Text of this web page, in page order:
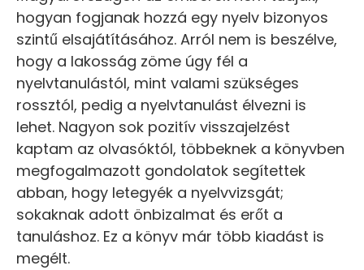
hogyan fogjanak hozzá egy nyelv bizonyos
szintű elsajátításához. Arról nem is beszélve,
hogy a lakosság zöme úgy fél a
nyelvtanulástól, mint valami szükséges
rossztól, pedig a nyelvtanulást élvezni is
lehet. Nagyon sok pozitív visszajelzést
kaptam az olvasóktól, többeknek a könyvben
megfogalmazott gondolatok segítettek
abban, hogy letegyék a nyelvvizsgát;
sokaknak adott önbizalmat és erőt a
tanuláshoz. Ez a könyv már több kiadást is
megélt.